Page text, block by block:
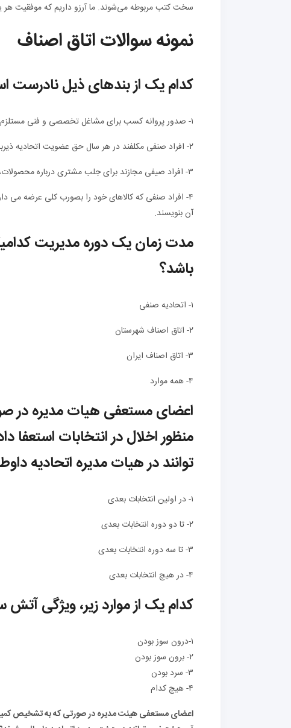
سخت کتب مربوطه می‌شوند. ما آرزو داریم که موفقیت هر
نمونه سوالات اتاق اصناف
کدام یک ازبندهایذیل نادرست
۱- صدور پروانه کسب برای مشاغل تخصصی و فنی مستلزم پروانه تخصصی و فنی از مراجع ذیربط به وسیله متقاضی است.
۲- افراد صنفی مکلفند در هر سال حق عضویت اتحادیه ذیربط را بپردازند.
۳- افراد صیفی مجازند برای جلب مشتری درباره محصولات،کالاها یا خدمات بر خلاف واقع تبلیغ کنند
۴- افراد صنفی که کالاهای خود را بصورب کلی عرضه می
آن بنویسند.
مدت زمان یک دوره مدیریت
باشد؟
۱- اتحادیه صنفی
۲- اتاق اصناف شهرستان
۳- اتاق اصناف ایران
۴- همه موارد
اعضای مستعفی هیات مدیره در
منظور اخلال در انتخابات استعفا
توانند در هیات مدیره اتحادیه
۱- در اولین انتخابات بعدی
۲- تا دو دوره انتخابات بعدی
۳- تا سه دوره انتخابات بعدی
۴- در هیچ انتخابات بعدی
کدام یک از موارد زیر، ویژگی
۱-درون سوز بودن
۲- برون سوز بودن
۳- سرد بودن
۴- هیچ کدام
اعضای مستعفی هیئت مدیره در صورتی که به تشخیص